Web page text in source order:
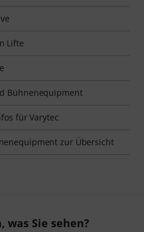
Lifte
Bühnenequipment
für Varytec
zur Übersicht
was Sie sehen?